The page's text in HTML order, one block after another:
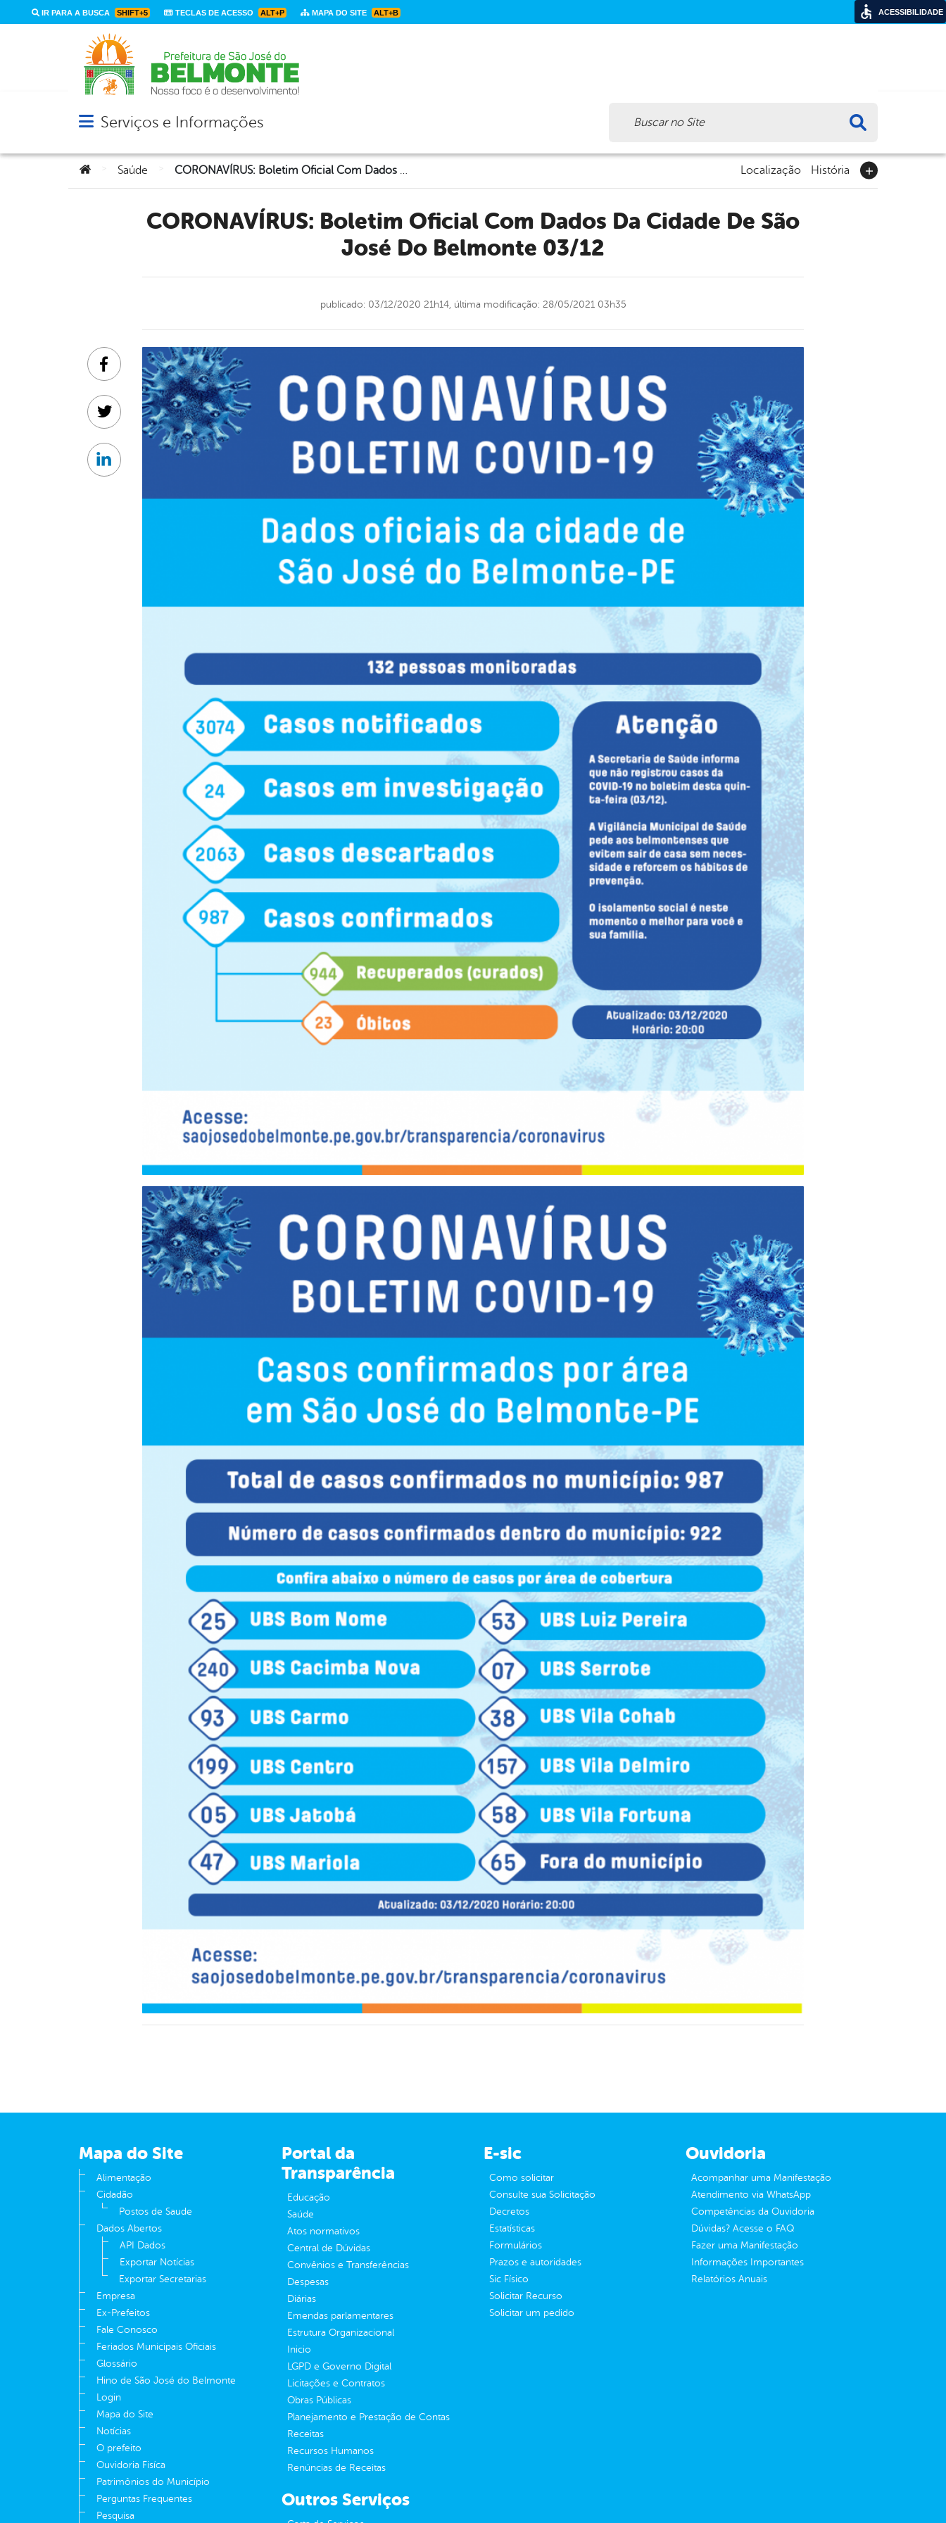
IR PARA A BUSCA SHIFT+5 TECLAS DE ACESSO ALT+P MAPA DO SITE ALT+B
Abrir menu principal de navegação
Serviços e Informações
Você está aqui:
Saúde CORONAVÍRUS: Boletim Oficial Com Dados Da Cidade De São José Do Belmonte 03/12 Localização História
CORONAVÍRUS: Boletim Oficial Com Dados Da Cidade De São
José Do Belmonte 03/12
publicado: 03/12/2020 21h14, última modificação: 28/05/2021 03h35
Facebook
Twitter
Linkedin
Mapa do Site
Alimentação
Cidadão
Postos de Saude
Dados Abertos
API Dados
Exportar Notícias
Exportar Secretarias
Empresa
Ex-Prefeitos
Fale Conosco
Feriados Municipais Oficiais
Glossário
Hino de São José do Belmonte
Login
Mapa do Site
Notícias
O prefeito
Ouvidoria Fisíca
Patrimônios do Município
Perguntas Frequentes
Pesquisa
Portal da
Transparência
Educação
Saúde
Atos normativos
Central de Dúvidas
Convênios e Transferências
Despesas
Diárias
Emendas parlamentares
Estrutura Organizacional
Inicio
LGPD e Governo Digital
Licitações e Contratos
Obras Públicas
Planejamento e Prestação de Contas
Receitas
Recursos Humanos
Renúncias de Receitas
E-sic
Como solicitar
Consulte sua Solicitação
Decretos
Estatísticas
Formulários
Prazos e autoridades
Sic Físico
Solicitar Recurso
Solicitar um pedido
Ouvidoria
Acompanhar uma Manifestação
Atendimento via WhatsApp
Competências da Ouvidoria
Dúvidas? Acesse o FAQ
Fazer uma Manifestação
Informações Importantes
Relatórios Anuais
Outros Serviços
ACESSIBILIDADE